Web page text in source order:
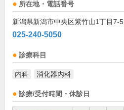
所在地・電話番号
新潟県新潟市中央区紫竹山1丁目7-5
025-240-5050
診療科目
内科 消化器内科
診療/受付時間・休診日